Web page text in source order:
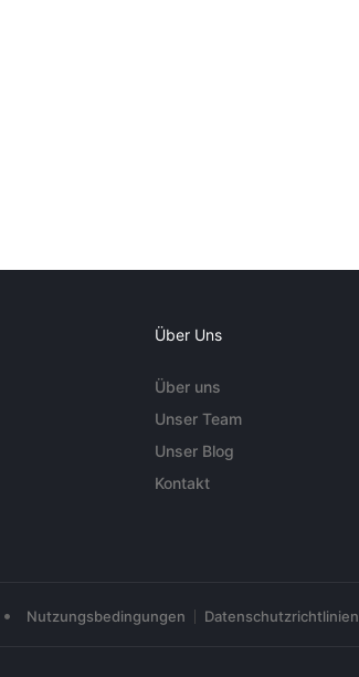
Über Uns
Über uns
Unser Team
Unser Blog
Kontakt
• Nutzungsbedingungen Datenschutzrichtlinien